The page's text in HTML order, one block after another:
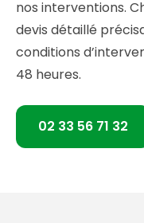
nos interventions.
devis détaillé
conditions
48 heures.
02 33 56 71 32